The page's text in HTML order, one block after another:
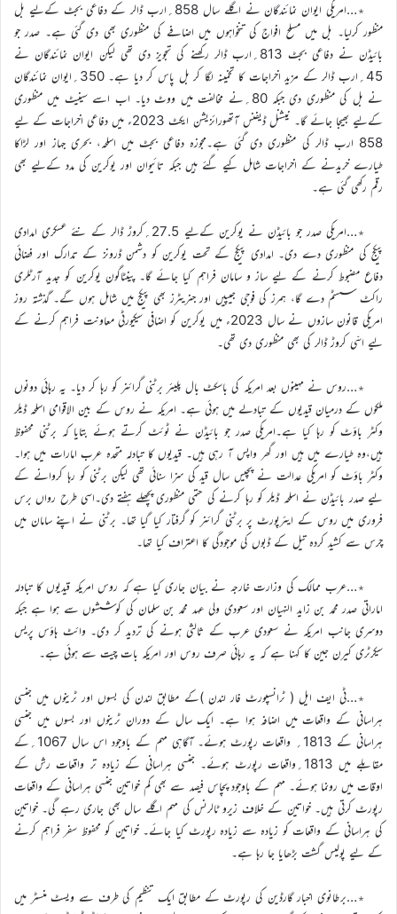
٭…امریکی ایوان نمائندگان نے اگلے سال 858؍ارب ڈالر کے دفاعی بجٹ کےلیے بل
منظور کرلیا۔ بل میں مسلح افواج کی تنخواہوں میں اضافے کی منظوری بھی دی گئی ہے۔ صدر جو
بائیڈن نے دفاعی بجٹ 813؍ارب ڈالر رکھنے کی تجویز دی تھی لیکن ایوان نمائندگان نے
45؍ارب ڈالر کے مزید اخراجات کا تخمینہ لگا کر بل پاس کر دیا ہے۔ 350؍ایوان نمائندگان
نے بل کی منظوری دی جبکہ 80؍نے مخالفت میں ووٹ دیا۔ اب اسے سینیٹ میں منظوری
کےلیے بھیجا جائے گا۔ نیشنل ڈیفنس آتھورائزیشن ایکٹ 2023ء میں دفاعی اخراجات کے لیے
858 ارب ڈالر کی منظوری دی گئی ہے۔مجوزہ دفاعی بجٹ میں اسلحہ، بحری جہاز اور لڑاکا
طیارے خریدنے کے اخراجات شامل کیے گئے ہیں جبکہ تائیوان اور یوکرین کی مدد کےلیے بھی
رقم رکھی گئی ہے۔
٭…امریکی صدر جو بائیڈن نے یوکرین کےلیے 27.5؍کروڑ ڈالر کے نئے عسکری امدادی
پیکج کی منظوری دے دی۔ امدادی پیکج کے تحت یوکرین کو دشمن ڈرونز کے تدارک اور فضائی
دفاع مضبوط کرنے کے لیے ساز و سامان فراہم کیا جائے گا۔ پینٹاگون یوکرین کو جدید آرٹلری
راکٹ سسٹم دے گا، ہمرز کی فوجی جیپیں اور جنریٹرز بھی پیکج میں شامل ہوں گے۔ گذشتہ روز
امریکی قانون سازوں نے سال 2023ء میں یوکرین کو اضافی سیکیورٹی معاونت فراہم کرنے کے
لیے اسّی کروڑ ڈالر کی بھی منظوری دی تھی۔
٭…روس نے مہینوں بعد امریکہ کی باسکٹ بال پلیئر برٹنی گرائنر کو رہا کر دیا۔ یہ رہائی دونوں
ملکوں کے درمیان قیدیوں کے تبادلے میں ہوئی ہے۔ امریکہ نے روس کے بین الاقوامی اسلحہ ڈیلر
وکٹر باؤٹ کو رہا کیا ہے۔امریکی صدر جو بائیڈن نے ٹوئٹ کرتے ہوئے بتایا کہ برٹنی محفوظ
ہیں،وہ طیارے میں ہیں اور گھر واپس آ رہی ہیں۔ قیدیوں کا تبادلہ متحدہ عرب امارات میں ہوا۔
وکٹر باؤٹ کو امریکی عدالت نے پچیس سال قید کی سزا سنائی تھی لیکن برٹنی کو رہا کروانے کے
لیے صدر بائیڈن نے اسلحہ ڈیلر کو رہا کرنے کی حتمی منظوری پچھلے ہفتے دی۔اسی طرح رواں برس
فروری میں روس کے ایئرپورٹ پر برٹنی گرائنر کو گرفتار کیا گیا تھا۔ برٹنی نے اپنے سامان میں
چرس سے کشید کردہ تیل کے ڈبوں کی موجودگی کا اعتراف کیا تھا۔
٭…عرب ممالک کی وزارت خارجہ نے بیان جاری کیا ہے کہ روس امریکہ قیدیوں کا تبادلہ
اماراتی صدر محمد بن زاید النہیان اور سعودی ولی عہد محمد بن سلمان کی کوششوں سے ہوا ہے جبکہ
دوسری جانب امریکہ نے سعودی عرب کے ثالثی ہونے کی تردید کر دی۔ وائٹ ہاؤس پریس
سیکرٹری کیرن جین کا کہنا ہے کہ یہ رہائی صرف روس اور امریکہ بات چیت سے ہوئی ہے۔
٭…ٹی ایف ایل ( ٹرانسپورٹ فار لندن )کے مطابق لندن کی بسوں اور ٹرینوں میں جنسی
ہراسانی کے واقعات میں اضافہ ہوا ہے۔ ایک سال کے دوران ٹرینوں اور بسوں میں جنسی
ہراسانی کے 1813؍ واقعات رپورٹ ہوئے۔ آگاہی مہم کے باوجود اس سال 1067؍کے
مقابلے میں 1813؍واقعات رپورٹ ہوئے۔ جنسی ہراسانی کے زیادہ تر واقعات رش کے
اوقات میں رونما ہوئے۔ مہم کے باوجود پچاس فیصد سے بھی کم خواتین جنسی ہراسانی کے واقعات
رپورٹ کرتی ہیں۔ خواتین کے خلاف زیرو ٹالرنس کی مہم اگلے سال بھی جاری رہے گی۔ خواتین
کی ہراسانی کے واقعات کو زیادہ سے زیادہ رپورٹ کیا جائے۔ خواتین کو محفوظ سفر فراہم کرنے
کے لیے پولیس گشت بڑھایا جا رہا ہے۔
٭…برطانوی اخبار گارڈین کی رپورٹ کے مطابق ایک تنظیم کی طرف سے ویسٹ منسٹر میں